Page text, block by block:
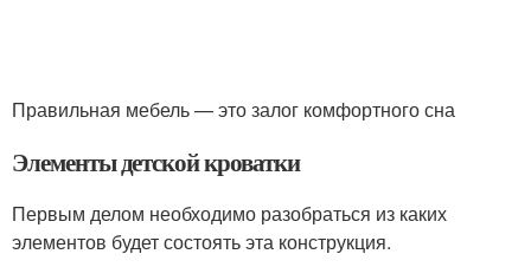
Правильная мебель — это залог комфортного сна
Элементы детской кроватки
Первым делом необходимо разобраться из каких
элементов будет состоять эта конструкция.